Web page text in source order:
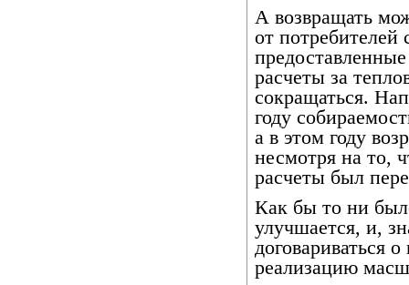
А возвращать
от потребителей
расчеты за
сокращаться.
году
а в этом году
несмотря на то,
расчеты был
Как бы то ни
улучшается, и,
договариваться
реализацию